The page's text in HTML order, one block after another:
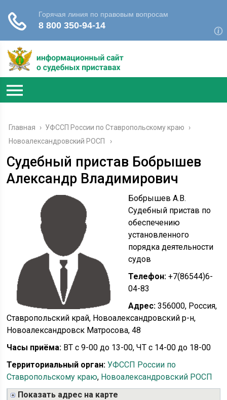
Главная › УФССП России по Ставропольскому краю
›
Новоалександровский РОСП
Судебный пристав Бобрышев
Александр Владимирович
Бобрышев А.В.
Судебный пристав по
обеспечению
установленного
порядка деятельности
судов
Телефон: +7(86544)6-
04-83
Адрес: 356000, Россия,
Ставропольский край, Новоалександровский р-н,
Новоалександровск Матросова, 48
Часы приёма: ВТ с 9-00 до 13-00, ЧТ с 14-00 до 18-00
Территориальный орган: УФССП России по
Ставропольскому краю, Новоалександровский РОСП
Показать адрес на карте